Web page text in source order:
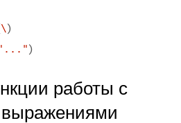
\)
)
работы с